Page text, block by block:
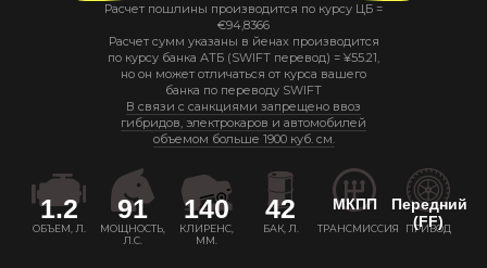
ОБЪЕМ, Л.
1.2
МОЩНОСТЬ,
Л.С.
91
КЛИРЕНС,
ММ.
140
БАК, Л.
42
ТРАНСМИССИЯ
МКПП
ПРИВОД
Передний
(FF)
Расчет пошлины производится по курсу ЦБ =
€94,8366
Расчет сумм указаны в йенах производится
по курсу банка АТБ (SWIFT перевод) = ¥55.21,
но он может отличаться от курса вашего
банка по переводу SWIFT
В связи с санкциями запрещено ввоз
гибридов, электрокаров и автомобилей
объемом больше 1900 куб. см.